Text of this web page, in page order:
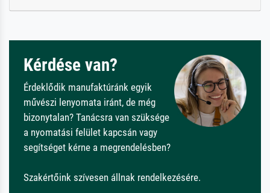
Kérdése van?
Érdeklődik manufaktúránk egyik
művészi lenyomata iránt, de még
bizonytalan? Tanácsra van szüksége
a nyomatási felület kapcsán vagy
segítséget kérne a megrendelésben?
Szakértőink szívesen állnak rendelkezésére.